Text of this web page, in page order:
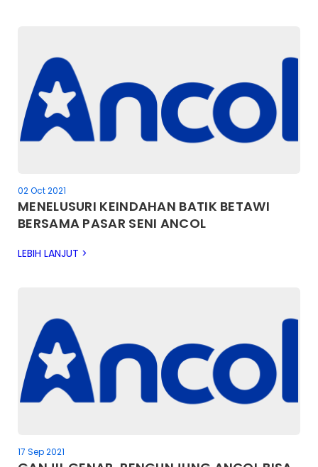
02 Oct 2021
MENELUSURI KEINDAHAN BATIK BETAWI
BERSAMA PASAR SENI ANCOL
LEBIH LANJUT >
17 Sep 2021